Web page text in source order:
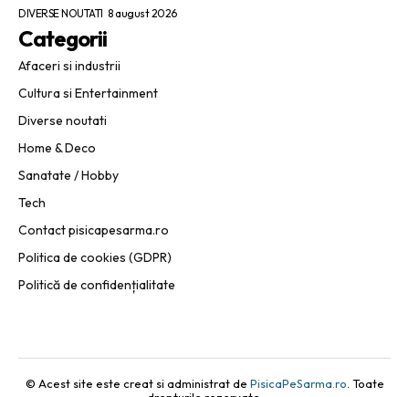
DIVERSE NOUTATI 8 august 2026
Categorii
Afaceri si industrii
Cultura si Entertainment
Diverse noutati
Home & Deco
Sanatate / Hobby
Tech
Contact pisicapesarma.ro
Politica de cookies (GDPR)
Politică de confidențialitate
© Acest site este creat si administrat de PisicaPeSarma.ro . Toate